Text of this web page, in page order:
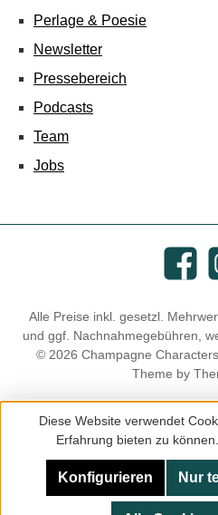
Perlage & Poesie
Newsletter
Pressebereich
Podcasts
Team
Jobs
Facebook
Alle Preise inkl. gesetzl.
und ggf. Nachnahmegebühren,
© 2026 Champagne
Theme by
Diese Website verwendet
Erfahrung bieten zu können.
Nur
Konfigurieren